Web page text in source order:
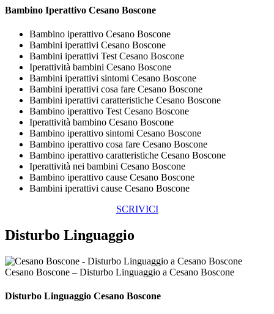
Bambino Iperattivo Cesano Boscone
Bambino iperattivo Cesano Boscone
Bambini iperattivi Cesano Boscone
Bambini iperattivi Test Cesano Boscone
Iperattività bambini Cesano Boscone
Bambini iperattivi sintomi Cesano Boscone
Bambini iperattivi cosa fare Cesano Boscone
Bambini iperattivi caratteristiche Cesano Boscone
Bambino iperattivo Test Cesano Boscone
Iperattività bambino Cesano Boscone
Bambino iperattivo sintomi Cesano Boscone
Bambino iperattivo cosa fare Cesano Boscone
Bambino iperattivo caratteristiche Cesano Boscone
Iperattività nei bambini Cesano Boscone
Bambino iperattivo cause Cesano Boscone
Bambini iperattivi cause Cesano Boscone
SCRIVICI
Disturbo Linguaggio
Cesano Boscone – Disturbo Linguaggio a Cesano Boscone
Disturbo Linguaggio Cesano Boscone